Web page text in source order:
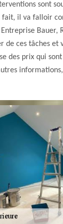
sont
il va falloir
Bauer,
de ces tâches et
des prix qui